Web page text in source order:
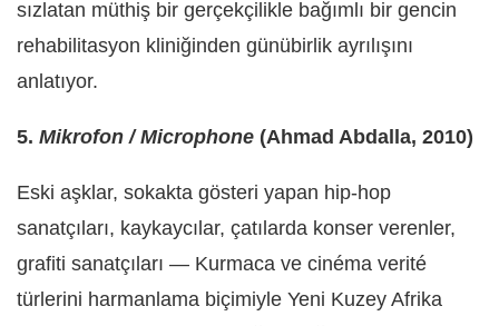
sızlatan müthiş bir gerçekçilikle bağımlı bir gencin
rehabilitasyon kliniğinden günübirlik ayrılışını
anlatıyor.
5. Mikrofon / Microphone (Ahmad Abdalla, 2010)
Eski aşklar, sokakta gösteri yapan hip-hop
sanatçıları, kaykaycılar, çatılarda konser verenler,
grafiti sanatçıları — Kurmaca ve cinéma verité
türlerini harmanlama biçimiyle Yeni Kuzey Afrika